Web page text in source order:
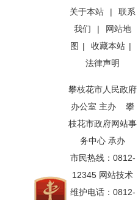
关于本站 |
联系
我们
|
网站地
图 | 收藏本站 |
法律声明
攀枝花市人民政府
办公室 主办 攀
枝花市政府网站事
务中心 承办
市民热线：0812-
12345 网站技术
维护电话：0812-